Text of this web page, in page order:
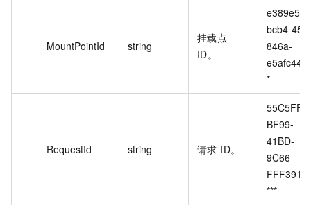
MountPointId string
挂载点
ID。
bcb4-
846a-
*
RequestId string 请求 ID。
BF99-
41BD-
9C66-
***